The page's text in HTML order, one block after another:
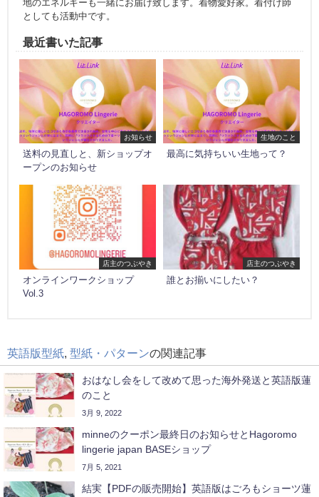
地のエネルギーも一緒にお届け致します。着物愛好家。着付け師
としても活動中です。
最近書いた記事
お知らせ
送料の見直しと、新ショップオ
ープンのお知らせ
生地のこと
最高に気持ちいい生地って？
店主のつぶやき
オンラインワークショップ
Vol.3
店主のつぶやき
誰とお揃いにしたい？
英語版型紙 型紙・パターンの関連記事
おはなし会をして改めて思った海外発送と英語版蓮
のこと
3月 9, 2022
minneのクーポン最終日のお知らせとHagoromo
lingerie japan BASEショップ
7月 5, 2021
結実【PDFの販売開始】英語版はごろもショーツ蓮